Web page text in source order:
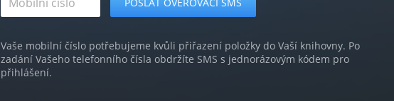
Vaše mobilní číslo potřebujeme kvůli přiřazení položky do Vaší knihovny. Po
zadání Vašeho telefonního čísla obdržíte SMS s jednorázovým kódem pro
přihlášení.